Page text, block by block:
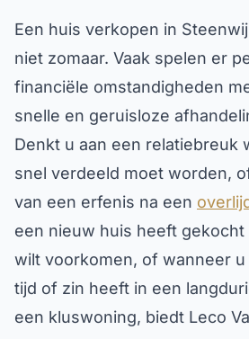
Een huis verkopen in
niet zomaar. Vaak spelen er
financiële omstandigheden
snelle en geruisloze
Denkt u aan een relatiebreuk
snel verdeeld moet worden,
van een erfenis na een
een nieuw huis heeft
wilt voorkomen, of wanneer
tijd of zin heeft in een
een kluswoning, biedt Leco